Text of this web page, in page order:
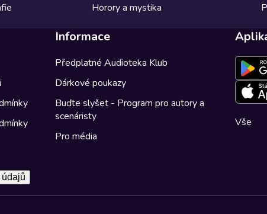
Horory a mystika
Informace
Předplatné Audioteka Klub
Dárkové poukazy
Buďte slyšet - Program pro autory a
scenáristy
Pro média
Vše